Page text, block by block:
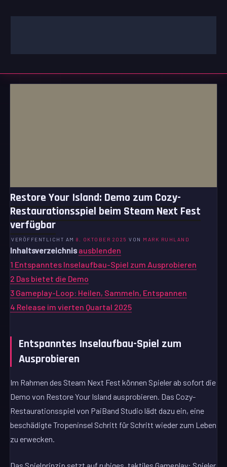
Inhalt
Restore Your Island: Demo zum Cozy-
Restaurationsspiel beim Steam Next Fest
verfügbar
VERÖFFENTLICHT AM8. OKTOBER 2025 VON MARK RUHLAND
Inhaltsverzeichnis ausblenden
1 Entspanntes Inselaufbau-Spiel zum Ausprobieren
2 Das bietet die Demo
3 Gameplay-Loop: Heilen, Sammeln, Entspannen
4 Release im vierten Quartal 2025
Entspanntes Inselaufbau-Spiel zum
Ausprobieren
Im Rahmen des Steam Next Fest können Spieler ab sofort die
Demo von Restore Your Island ausprobieren. Das Cozy-
Restaurationsspiel von PaiBand Studio lädt dazu ein, eine
beschädigte Tropeninsel Schritt für Schritt wieder zum Leben
zu erwecken.